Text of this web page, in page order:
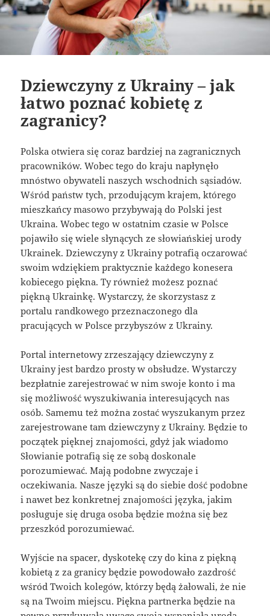
Dziewczyny z Ukrainy – jak
łatwo poznać kobietę z
zagranicy?
Polska otwiera się coraz bardziej na zagranicznych
pracowników. Wobec tego do kraju napłynęło
mnóstwo obywateli naszych wschodnich sąsiadów.
Wśród państw tych, przodującym krajem, którego
mieszkańcy masowo przybywają do Polski jest
Ukraina. Wobec tego w ostatnim czasie w Polsce
pojawiło się wiele słynących ze słowiańskiej urody
Ukrainek. Dziewczyny z Ukrainy potrafią oczarować
swoim wdziękiem praktycznie każdego konesera
kobiecego piękna. Ty również możesz poznać
piękną Ukrainkę. Wystarczy, że skorzystasz z
portalu randkowego przeznaczonego dla
pracujących w Polsce przybyszów z Ukrainy.
Portal internetowy zrzeszający dziewczyny z
Ukrainy jest bardzo prosty w obsłudze. Wystarczy
bezpłatnie zarejestrować w nim swoje konto i ma
się możliwość wyszukiwania interesujących nas
osób. Samemu też można zostać wyszukanym przez
zarejestrowane tam dziewczyny z Ukrainy. Będzie to
początek pięknej znajomości, gdyż jak wiadomo
Słowianie potrafią się ze sobą doskonale
porozumiewać. Mają podobne zwyczaje i
oczekiwania. Nasze języki są do siebie dość podobne
i nawet bez konkretnej znajomości języka, jakim
posługuje się druga osoba będzie można się bez
przeszkód porozumiewać.
Wyjście na spacer, dyskotekę czy do kina z piękną
kobietą z za granicy będzie powodowało zazdrość
wśród Twoich kolegów, którzy będą żałowali, że nie
są na Twoim miejscu. Piękna partnerka będzie na